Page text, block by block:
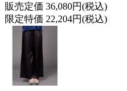
販売定価 36,080円(税込)
限定特価 22,204円(税込)